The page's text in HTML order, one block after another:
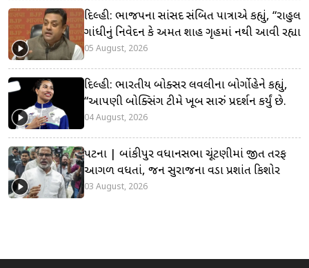
દિલ્હી: ભાજપના સાંસદ સંબિત પાત્રાએ કહ્યું, “રાહુલ
ગાંધીનું નિવેદન કે અમિત શાહ ગૃહમાં નથી આવી રહ્યા
05 August, 2026
દિલ્હી: ભારતીય બોક્સર લવલીના બોર્ગોહેને કહ્યું,
“આપણી બોક્સિંગ ટીમે ખૂબ સારું પ્રદર્શન કર્યું છે.
04 August, 2026
પટના | બાંકીપુર વિધાનસભા ચૂંટણીમાં જીત તરફ
આગળ વધતાં, જન સુરાજના વડા પ્રશાંત કિશોર
03 August, 2026